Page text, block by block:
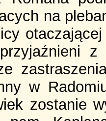
na
w
zostanie